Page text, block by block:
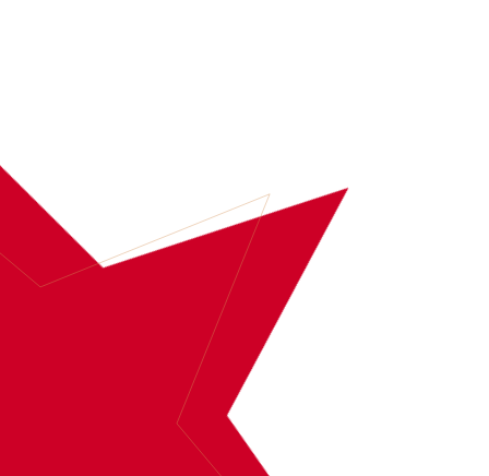
CHARLY LOWNOISE EN MENTAL THEO